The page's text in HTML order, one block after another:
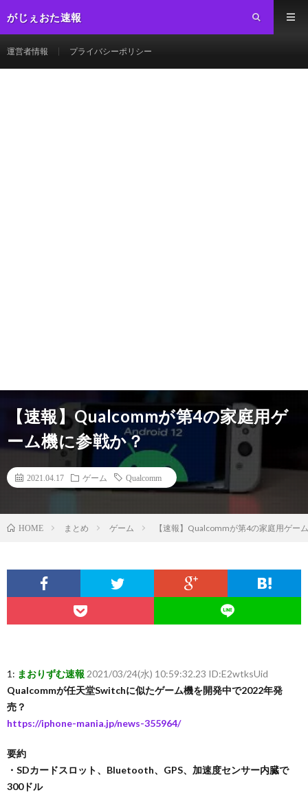
がじぇおた速報
運営者情報 プライバシーポリシー
【速報】Qualcommが第4の家庭用ゲ
ーム機に参戦か？
2021.04.17 ゲーム Qualcomm
HOME まとめ ゲーム 【速報】Qualcommが第4の家庭用ゲー
1: まおりずむ速報 2021/03/24(水) 10:59:32.23 ID:E2wtksUid
Qualcommが任天堂Switchに似たゲーム機を開発中で2022年発
売？
https://iphone-mania.jp/news-355964/
要約
・SDカードスロット、Bluetooth、GPS、加速度センサー内臓で
300ドル